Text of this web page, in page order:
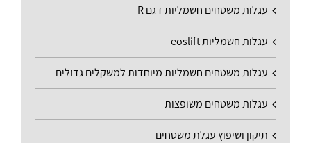
עגלות משטחים חשמליות דגם R
עגלות חשמליות eoslift
עגלות משטחים חשמליות מיוחדות למשקלים גדולים
עגלות משטחים משופצות
תיקון ושיפוץ עגלת משטחים